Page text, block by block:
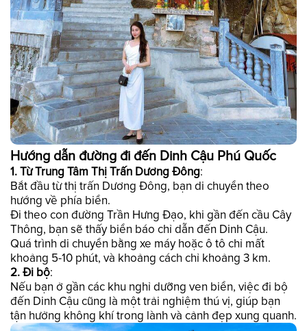
Hướng dẫn đường đi đến Dinh Cậu Phú Quốc
1. Từ Trung Tâm Thị Trấn Dương Đông:
Bắt đầu từ thị trấn Dương Đông, bạn di chuyển theo
hướng về phía biển.
Đi theo con đường Trần Hưng Đạo, khi gần đến cầu Cây
Thông, bạn sẽ thấy biển báo chỉ dẫn đến Dinh Cậu.
Quá trình di chuyển bằng xe máy hoặc ô tô chỉ mất
khoảng 5-10 phút, và khoảng cách chỉ khoảng 3 km.
2. Đi bộ:
Nếu bạn ở gần các khu nghỉ dưỡng ven biển, việc đi bộ
đến Dinh Cậu cũng là một trải nghiệm thú vị, giúp bạn
tận hưởng không khí trong lành và cảnh đẹp xung quanh.